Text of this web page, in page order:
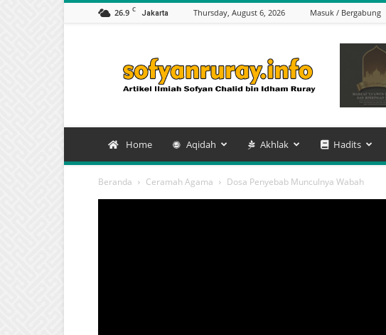
26.9 C Jakarta Thursday, August 6, 2026 Masuk / Bergabung
Sofyan
Chalid
bin
Ruray
Home Aqidah Akhlak Hadits
Beranda Ceramah Agama Dosa Penyebab Munculnya Wabah